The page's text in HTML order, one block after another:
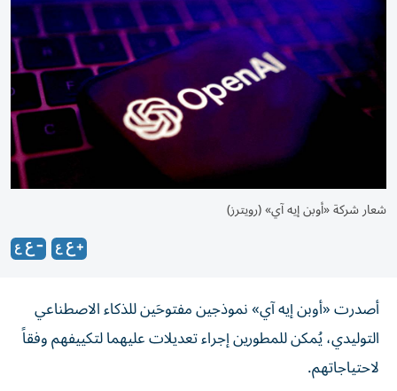
شعار شركة «أوبن إيه آي» (رويترز)
أصدرت «أوبن إيه آي» نموذجين مفتوحَين للذكاء الاصطناعي
التوليدي، يُمكن للمطورين إجراء تعديلات عليهما لتكييفهم وفقاً
لاحتياجاتهم.